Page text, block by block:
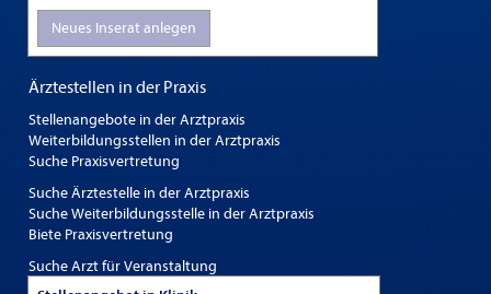
Neues Inserat anlegen
Ärztestellen in der Praxis
Stellenangebote in der Arztpraxis
Weiterbildungsstellen in der Arztpraxis
Suche Praxisvertretung
Suche Ärztestelle in der Arztpraxis
Suche Weiterbildungsstelle in der Arztpraxis
Biete Praxisvertretung
Suche Arzt für Veranstaltung